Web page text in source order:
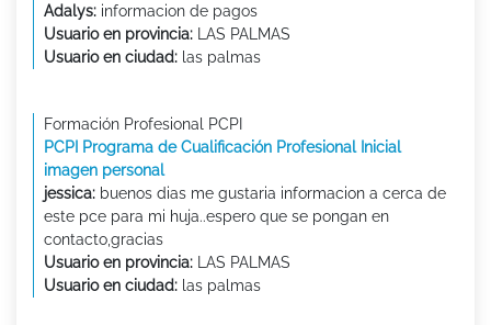
Adalys: informacion de pagos
Usuario en provincia: LAS PALMAS
Usuario en ciudad: las palmas
Formación Profesional PCPI
PCPI Programa de Cualificación Profesional Inicial
imagen personal
jessica: buenos dias me gustaria informacion a cerca de
este pce para mi huja..espero que se pongan en
contacto,gracias
Usuario en provincia: LAS PALMAS
Usuario en ciudad: las palmas